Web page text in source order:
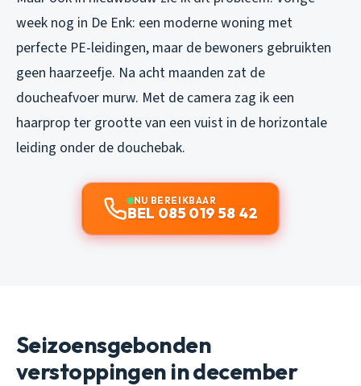
week nog in De Enk: een moderne woning met
perfecte PE-leidingen, maar de bewoners gebruikten
geen haarzeefje. Na acht maanden zat de
doucheafvoer murw. Met de camera zag ik een
haarprop ter grootte van een vuist in de horizontale
leiding onder de douchebak.
NU BEREIKBAAR
BEL 085 019 58 42
Seizoensgebonden
verstoppingen in december